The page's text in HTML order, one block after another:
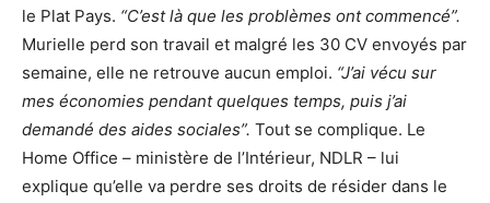
le Plat Pays. “C’est là que les problèmes ont commencé”.
Murielle perd son travail et malgré les 30 CV envoyés par
semaine, elle ne retrouve aucun emploi. “J’ai vécu sur
mes économies pendant quelques temps, puis j’ai
demandé des aides sociales”. Tout se complique. Le
Home Office – ministère de l’Intérieur, NDLR – lui
explique qu’elle va perdre ses droits de résider dans le